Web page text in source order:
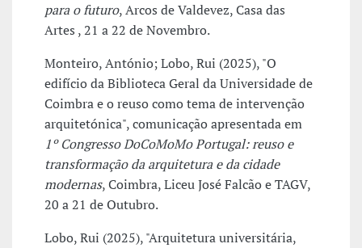
para o futuro, Arcos de Valdevez, Casa das
Artes , 21 a 22 de Novembro.
Monteiro, António; Lobo, Rui (2025), "O
edifício da Biblioteca Geral da Universidade de
Coimbra e o reuso como tema de intervenção
arquitetónica", comunicação apresentada em
1º Congresso DoCoMoMo Portugal: reuso e
transformação da arquitetura e da cidade
modernas, Coimbra, Liceu José Falcão e TAGV,
20 a 21 de Outubro.
Lobo, Rui (2025), "Arquitetura universitária,